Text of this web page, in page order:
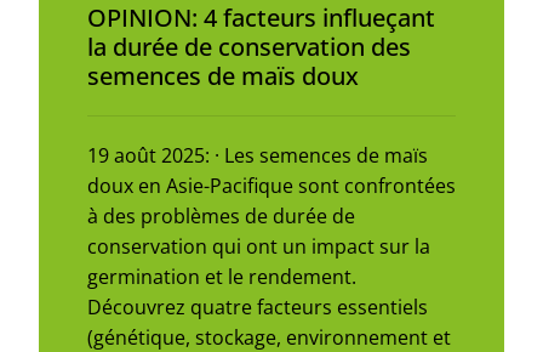
OPINION: 4 facteurs influeçant
la durée de conservation des
semences de maïs doux
19 août 2025: · Les semences de maïs
doux en Asie-Pacifique sont confrontées
à des problèmes de durée de
conservation qui ont un impact sur la
germination et le rendement.
Découvrez quatre facteurs essentiels
(génétique, stockage, environnement et